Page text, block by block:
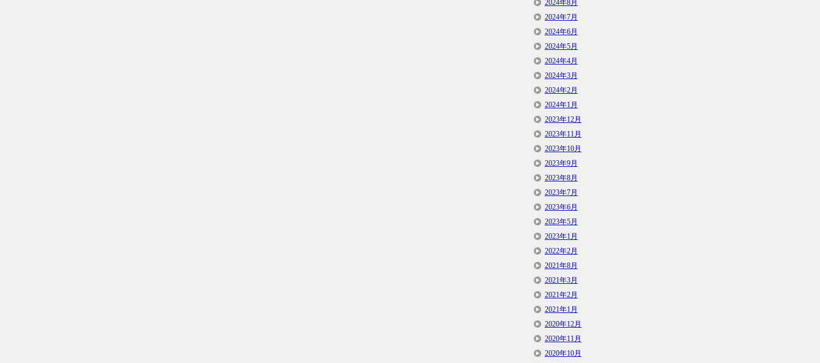
2024年8月
2024年7月
2024年6月
2024年5月
2024年4月
2024年3月
2024年2月
2024年1月
2023年12月
2023年11月
2023年10月
2023年9月
2023年8月
2023年7月
2023年6月
2023年5月
2023年1月
2022年2月
2021年8月
2021年3月
2021年2月
2021年1月
2020年12月
2020年11月
2020年10月